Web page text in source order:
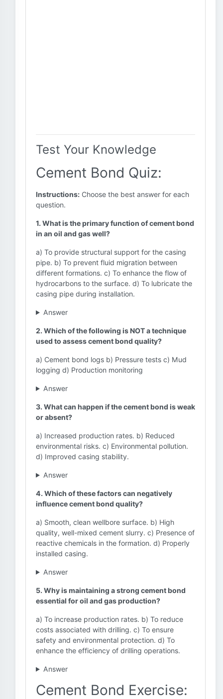
Test Your Knowledge
Cement Bond Quiz:
Instructions: Choose the best answer for each
question.
1. What is the primary function of cement bond
in an oil and gas well?
a) To provide structural support for the casing
pipe. b) To prevent fluid migration between
different formations. c) To enhance the flow of
hydrocarbons to the surface. d) To lubricate the
casing pipe during installation.
Answer
2. Which of the following is NOT a technique
used to assess cement bond quality?
a) Cement bond logs b) Pressure tests c) Mud
logging d) Production monitoring
Answer
3. What can happen if the cement bond is weak
or absent?
a) Increased production rates. b) Reduced
environmental risks. c) Environmental pollution.
d) Improved casing stability.
Answer
4. Which of these factors can negatively
influence cement bond quality?
a) Smooth, clean wellbore surface. b) High
quality, well-mixed cement slurry. c) Presence of
reactive chemicals in the formation. d) Properly
installed casing.
Answer
5. Why is maintaining a strong cement bond
essential for oil and gas production?
a) To increase production rates. b) To reduce
costs associated with drilling. c) To ensure
safety and environmental protection. d) To
enhance the efficiency of drilling operations.
Answer
Cement Bond Exercise: